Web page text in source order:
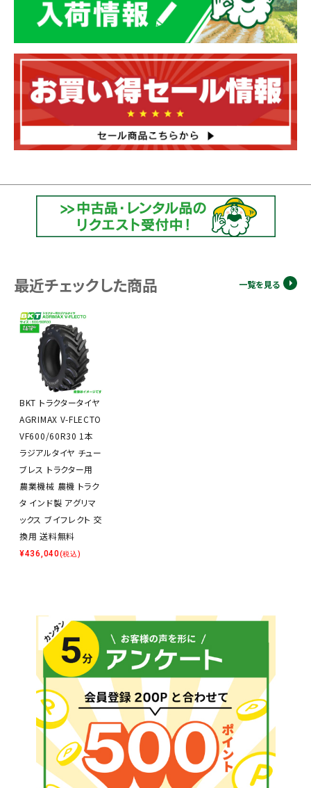
最近チェックした商品 一覧を見る
BKT トラクタータイヤ
AGRIMAX V-FLECTO
VF600/60R30 1本
ラジアルタイヤ チュー
ブレス トラクター用
農業機械 農機 トラク
タ インド製 アグリマ
ックス ブイフレクト 交
換用 送料無料
¥436,040(税込)